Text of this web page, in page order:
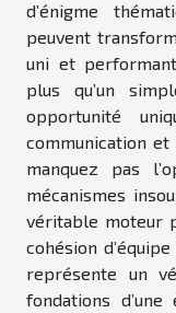
d’énigme
peuvent
uni et
plus qu’un
opportunité
communication
manquez pas
mécanismes
véritable moteur
cohésion
représente un
fondations